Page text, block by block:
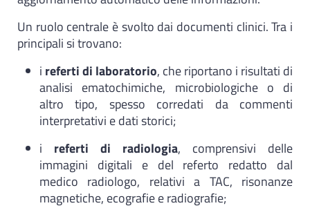
Un ruolo centrale è svolto dai documenti clinici. Tra i
principali si trovano:
i referti di laboratorio, che riportano i risultati di
analisi ematochimiche, microbiologiche o di
altro tipo, spesso corredati da commenti
interpretativi e dati storici;
i referti di radiologia, comprensivi delle
immagini digitali e del referto redatto dal
medico radiologo, relativi a TAC, risonanze
magnetiche, ecografie e radiografie;